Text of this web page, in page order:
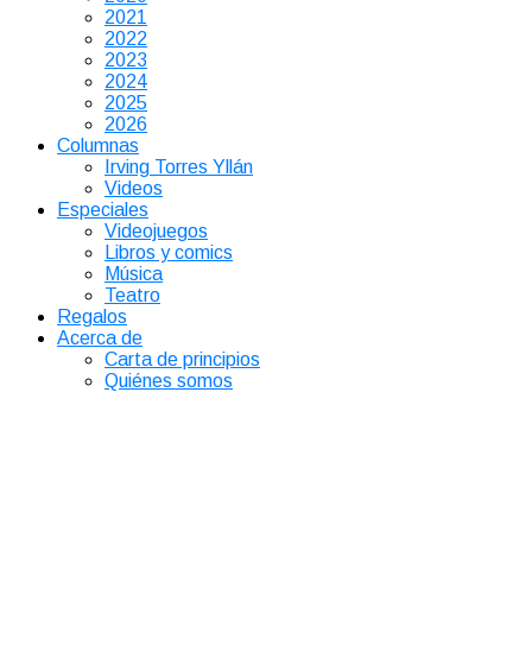
2021
2022
2023
2024
2025
2026
Columnas
Irving Torres Yllán
Videos
Especiales
Videojuegos
Libros y comics
Música
Teatro
Regalos
Acerca de
Carta de principios
Quiénes somos